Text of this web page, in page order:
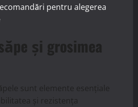
pentru alegerea
și grosimea
sunt elemente esențiale
și rezistența